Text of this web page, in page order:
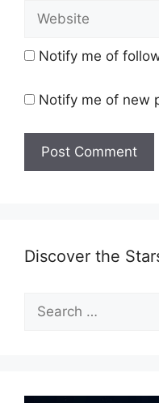
Website
Notify me of
Notify me of new
Discover the
Search
for: